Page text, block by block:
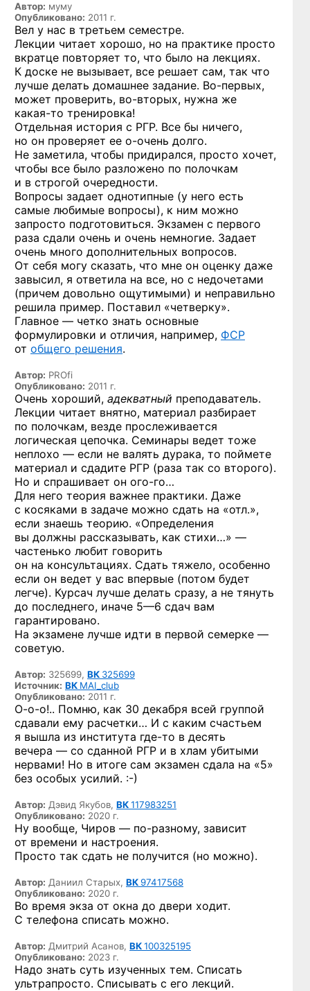
Автор: муму
Опубликовано: 2011 г.
Вел у нас в третьем семестре.
Лекции читает хорошо, но на практике просто
вкратце повторяет то, что было на лекциях.
К доске не вызывает, все решает сам, так что
лучше делать домашнее задание. Во-первых,
может проверить, во-вторых, нужна же
какая-то тренировка!
Отдельная история с РГР. Все бы ничего,
но он проверяет ее о-очень долго.
Не заметила, чтобы придирался, просто хочет,
чтобы все было разложено по полочкам
и в строгой очередности.
Вопросы задает однотипные (у него есть
самые любимые вопросы), к ним можно
запросто подготовиться. Экзамен с первого
раза сдали очень и очень немногие. Задает
очень много дополнительных вопросов.
От себя могу сказать, что мне он оценку даже
завысил, я ответила на все, но с недочетами
(причем довольно ощутимыми) и неправильно
решила пример. Поставил «четверку».
Главное — четко знать основные
формулировки и отличия, например, ФСР
от общего решения.
Автор: PROfi
Опубликовано: 2011 г.
Очень хороший, адекватный преподаватель.
Лекции читает внятно, материал разбирает
по полочкам, везде прослеживается
логическая цепочка. Семинары ведет тоже
неплохо — если не валять дурака, то поймете
материал и сдадите РГР (раза так со второго).
Но и спрашивает он ого-го…
Для него теория важнее практики. Даже
с косяками в задаче можно сдать на «отл.»,
если знаешь теорию. «Определения
вы должны рассказывать, как стихи…» —
частенько любит говорить
он на консультациях. Сдать тяжело, особенно
если он ведет у вас впервые (потом будет
легче). Курсач лучше делать сразу, а не тянуть
до последнего, иначе 5—6 сдач вам
гарантировано.
На экзамене лучше идти в первой семерке —
советую.
Автор: 325699, ВК 325699
Источник: ВК MAI_club
Опубликовано: 2011 г.
О-о-о!.. Помню, как 30 декабря всей группой
сдавали ему расчетки… И с каким счастьем
я вышла из института где-то в десять
вечера — со сданной РГР и в хлам убитыми
нервами! Но в итоге сам экзамен сдала на «5»
без особых усилий. :-)
Автор: Дэвид Якубов, ВК117983251
Опубликовано: 2020 г.
Ну вообще, Чиров — по-разному, зависит
от времени и настроения.
Просто так сдать не получится (но можно).
Автор: Даниил Старых, ВК97417568
Опубликовано: 2020 г.
Во время экза от окна до двери ходит.
С телефона списать можно.
Автор: Дмитрий Асанов, ВК100325195
Опубликовано: 2023 г.
Надо знать суть изученных тем. Списать
ультрапросто. Списывать с его лекций.